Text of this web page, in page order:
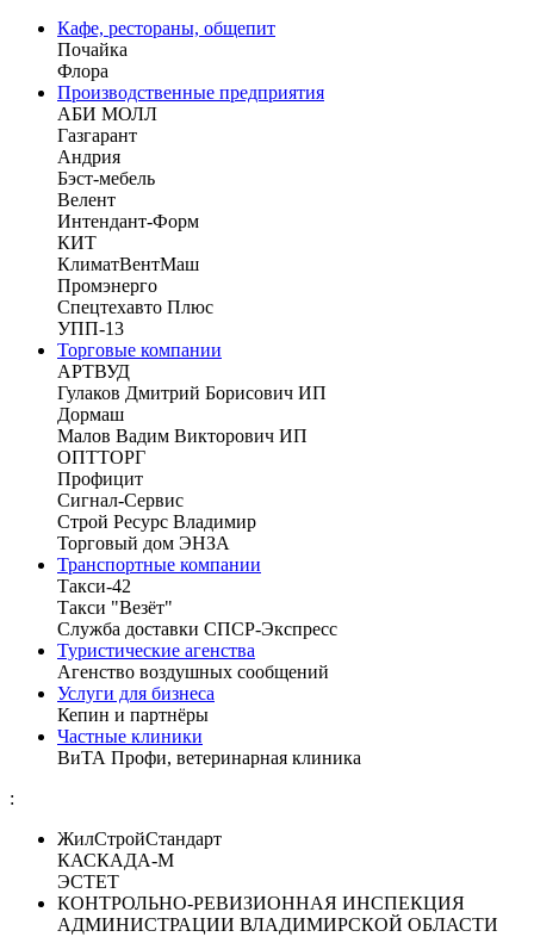
Кафе, рестораны, общепит
Почайка
Флора
Производственные предприятия
АБИ МОЛЛ
Газгарант
Андрия
Бэст-мебель
Велент
Интендант-Форм
КИТ
КлиматВентМаш
Промэнерго
Спецтехавто Плюс
УПП-13
Торговые компании
АРТВУД
Гулаков Дмитрий Борисович ИП
Дормаш
Малов Вадим Викторович ИП
ОПТТОРГ
Профицит
Сигнал-Сервис
Строй Ресурс Владимир
Торговый дом ЭНЗА
Транспортные компании
Такси-42
Такси "Везёт"
Служба доставки СПСР-Экспресс
Туристические агенства
Агенство воздушных сообщений
Услуги для бизнеса
Кепин и партнёры
Частные клиники
ВиТА Профи, ветеринарная клиника
:
ЖилСтройСтандарт
КАСКАДА-М
ЭСТЕТ
КОНТРОЛЬНО-РЕВИЗИОННАЯ ИНСПЕКЦИЯ
АДМИНИСТРАЦИИ ВЛАДИМИРСКОЙ ОБЛАСТИ